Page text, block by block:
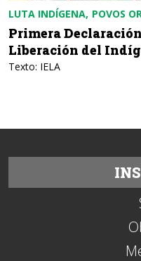
LUTA INDÍGENA POVOS
Primera
Liberación del
Texto: IELA